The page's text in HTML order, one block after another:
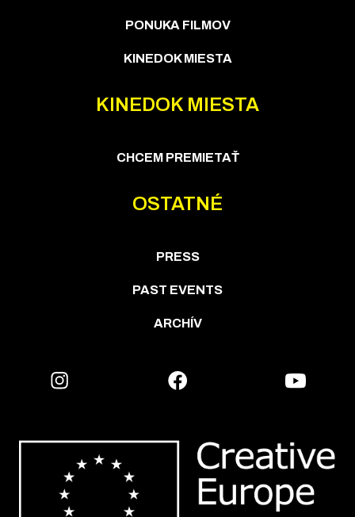
PONUKA FILMOV
KINEDOK MIESTA
KINEDOK MIESTA
CHCEM PREMIETAŤ
OSTATNÉ
PRESS
PAST EVENTS
ARCHÍV